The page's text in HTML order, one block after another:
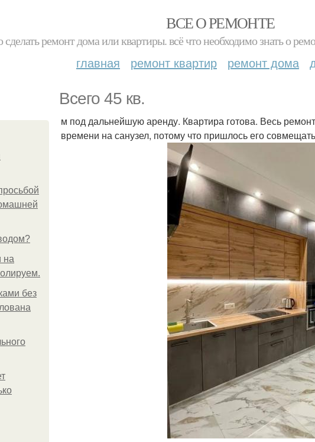
ВСЕ О РЕМОНТЕ
сделать ремонт дома или квартиры. всё что необходимо знать о
главная ремонт квартир ремонт дома
Всего 45 кв.
на
без
м под дальнейшую аренду. Квартира готова. Весь
времени на санузел, потому что пришлось его совмещать